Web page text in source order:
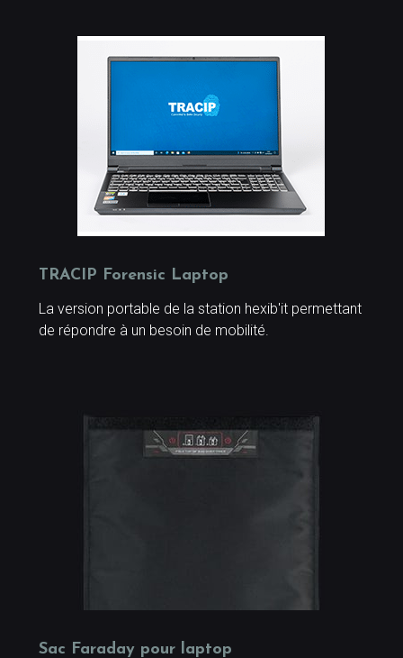
TRACIP Forensic Laptop
La version portable de la station hexib'it permettant
de répondre à un besoin de mobilité.
Sac Faraday pour laptop